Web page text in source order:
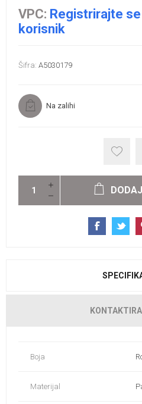
VPC: Registrirajte
korisnik
Šifra: A5030179
Na zalihi
Boja
Materijal